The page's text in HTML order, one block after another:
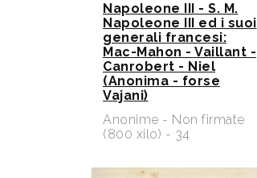
Napoleone III - S. M.
Napoleone III ed i suoi
generali francesi:
Mac-Mahon - Vaillant -
Canrobert - Niel
(Anonima - forse
Vajani)
Anonime - Non firmate
(800 xilo) - 34